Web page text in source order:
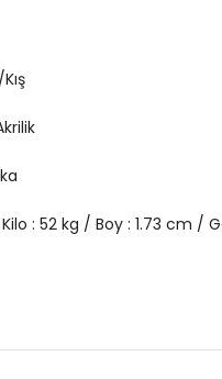
Kilo : 52 kg / Boy : 1.73 cm /